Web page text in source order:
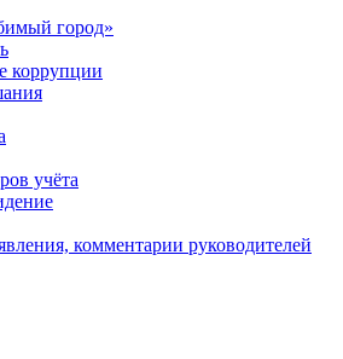
город»
коррупции
учёта
комментарии руководителей